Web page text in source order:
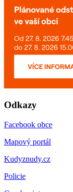
Odkazy
Facebook obce
Mapový portál
Kudyznudy.cz
Policie